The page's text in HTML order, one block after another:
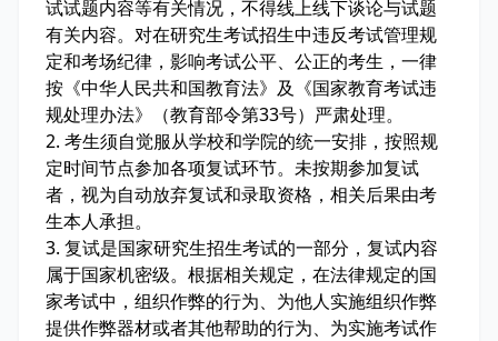
试试题内容等有关情况，不得线上线下谈论与试题
有关内容。对在研究生考试招生中违反考试管理规
定和考场纪律，影响考试公平、公正的考生，一律
按《中华人民共和国教育法》及《国家教育考试违
规处理办法》（教育部令第33号）严肃处理。
2. 考生须自觉服从学校和学院的统一安排，按照规
定时间节点参加各项复试环节。未按期参加复试
者，视为自动放弃复试和录取资格，相关后果由考
生本人承担。
3. 复试是国家研究生招生考试的一部分，复试内容
属于国家机密级。根据相关规定，在法律规定的国
家考试中，组织作弊的行为、为他人实施组织作弊
提供作弊器材或者其他帮助的行为、为实施考试作